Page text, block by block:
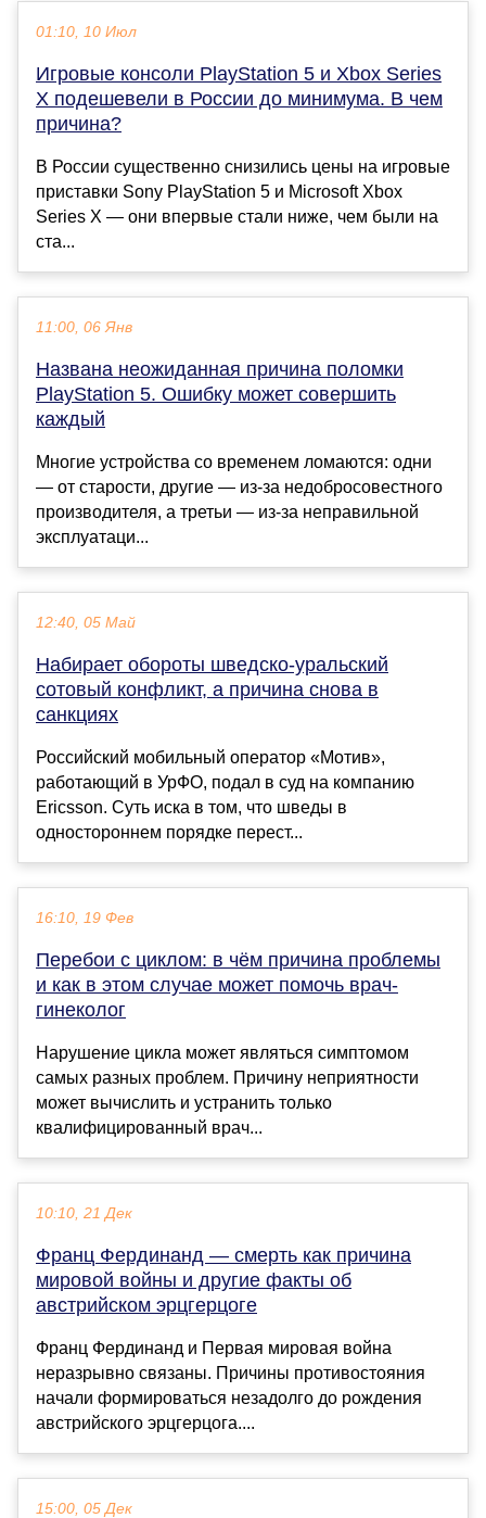
01:10, 10 Июл
Игровые консоли PlayStation 5 и Xbox Series
X подешевели в России до минимума. В чем
причина?
В России существенно снизились цены на игровые
приставки Sony PlayStation 5 и Microsoft Xbox
Series X — они впервые стали ниже, чем были на
ста...
11:00, 06 Янв
Названа неожиданная причина поломки
PlayStation 5. Ошибку может совершить
каждый
Многие устройства со временем ломаются: одни
— от старости, другие — из-за недобросовестного
производителя, а третьи — из-за неправильной
эксплуатаци...
12:40, 05 Май
Набирает обороты шведско-уральский
сотовый конфликт, а причина снова в
санкциях
Российский мобильный оператор «Мотив»,
работающий в УрФО, подал в суд на компанию
Ericsson. Суть иска в том, что шведы в
одностороннем порядке перест...
16:10, 19 Фев
Перебои с циклом: в чём причина проблемы
и как в этом случае может помочь врач-
гинеколог
Нарушение цикла может являться симптомом
самых разных проблем. Причину неприятности
может вычислить и устранить только
квалифицированный врач...
10:10, 21 Дек
Франц Фердинанд — смерть как причина
мировой войны и другие факты об
австрийском эрцгерцоге
Франц Фердинанд и Первая мировая война
неразрывно связаны. Причины противостояния
начали формироваться незадолго до рождения
австрийского эрцгерцога....
15:00, 05 Дек